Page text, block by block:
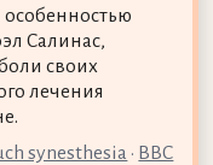
Салинас,
своих
лечения
synesthesia • BBC